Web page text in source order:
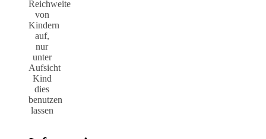
Reichweite
von
Kindern
auf,
nur
unter
Aufsicht
Kind
dies
benutzen
lassen